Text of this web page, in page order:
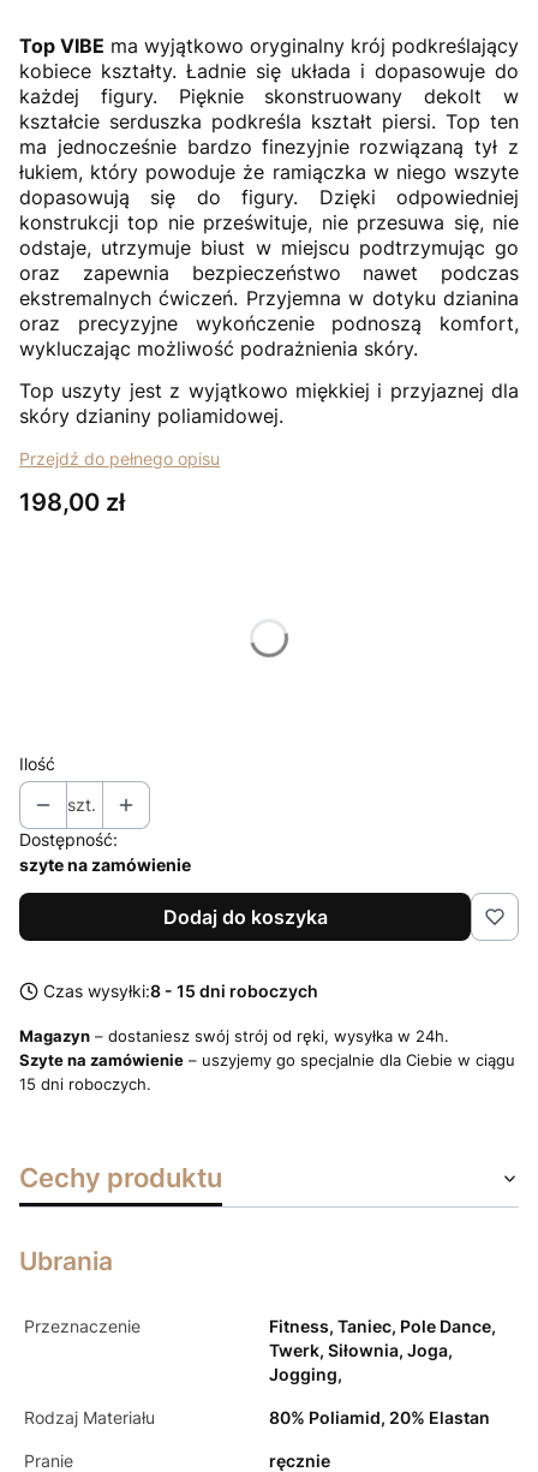
Top VIBE ma wyjątkowo oryginalny krój podkreślający
kobiece kształty. Ładnie się układa i dopasowuje do
każdej figury. Pięknie skonstruowany dekolt w
kształcie serduszka podkreśla kształt piersi. Top ten
ma jednocześnie bardzo finezyjnie rozwiązaną tył z
łukiem, który powoduje że ramiączka w niego wszyte
dopasowują się do figury. Dzięki odpowiedniej
konstrukcji top nie prześwituje, nie przesuwa się, nie
odstaje, utrzymuje biust w miejscu podtrzymując go
oraz zapewnia bezpieczeństwo nawet podczas
ekstremalnych ćwiczeń. Przyjemna w dotyku dzianina
oraz precyzyjne wykończenie podnoszą komfort,
wykluczając możliwość podrażnienia skóry.
Top uszyty jest z wyjątkowo miękkiej i przyjaznej dla
skóry dzianiny poliamidowej.
Przejdź do pełnego opisu
Cena
198,00 zł
Ilość
szt.
Dostępność:
szyte na zamówienie
Dodaj do koszyka
Czas wysyłki:8 - 15 dni roboczych
Magazyn – dostaniesz swój strój od ręki, wysyłka w 24h.
Szyte na zamówienie – uszyjemy go specjalnie dla Ciebie w ciągu
15 dni roboczych.
Cechy produktu
Ubrania
Przeznaczenie
Fitness, Taniec, Pole Dance,
Twerk, Siłownia, Joga,
Jogging,
Rodzaj Materiału 80% Poliamid, 20% Elastan
Pranie ręcznie